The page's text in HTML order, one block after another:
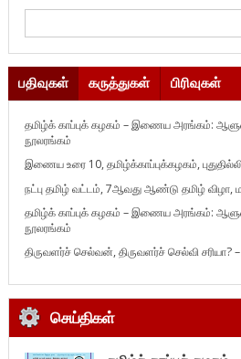
பதிவுகள் கருத்துகள் பிரிவுகள்
தமிழ்க் காப்புக் கழகம் – இணைய அரங்கம்:
நூலரங்கம்
இணைய உரை 10, தமிழ்க்காப்புக்கழகம்,
நட்பு தமிழ் வட்டம், 7ஆவது ஆண்டு தமிழ் விழா,
தமிழ்க் காப்புக் கழகம் – இணைய அரங்கம்:
நூலரங்கம்
திருவளர்ச் செல்வன், திருவளர்ச் செல்வி
செய்திகள்